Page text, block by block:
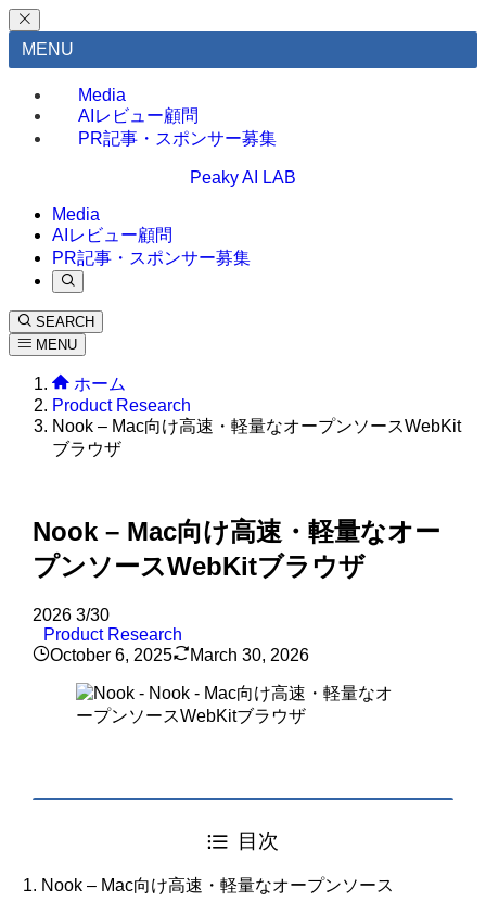
MENU
Media
AIレビュー顧問
PR記事・スポンサー募集
Peaky AI LAB
Media
AIレビュー顧問
PR記事・スポンサー募集
SEARCH
MENU
ホーム
Product Research
Nook – Mac向け高速・軽量なオープンソースWebKit
ブラウザ
Nook – Mac向け高速・軽量なオー
プンソースWebKitブラウザ
2026 3/30
Product Research
October 6, 2025
March 30, 2026
目次
Nook – Mac向け高速・軽量なオープンソース